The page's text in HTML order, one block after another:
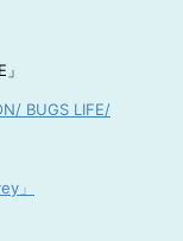
BUGS LIFE/
」